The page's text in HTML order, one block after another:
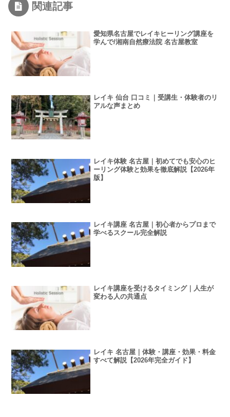
関連記事
愛知県名古屋でレイキヒーリング講座を
学んで/湘南自然療法院 名古屋教室
レイキ 仙台 口コミ｜受講生・体験者のリ
アルな声まとめ
レイキ体験 名古屋｜初めてでも安心のヒ
ーリング体験と効果を徹底解説【2026年
版】
レイキ講座 名古屋｜初心者からプロまで
学べるスクール完全解説
レイキ講座を受けるタイミング｜人生が
変わる人の共通点
レイキ 名古屋｜体験・講座・効果・料金
すべて解説【2026年完全ガイド】